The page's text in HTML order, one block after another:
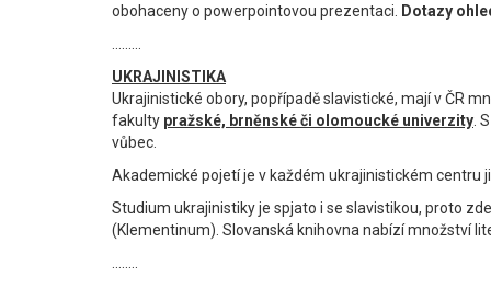
obohaceny o powerpointovou prezentaci.
Dotazy
UKRAJINISTIKA
Ukrajinistické obory, popřípadě slavistické, mají v ČR
fakulty pražské, brněnské či olomoucké univerzity .
vůbec.
Akademické pojetí je v každém ukrajinistickém
Studium ukrajinistiky je spjato i se slavistikou, proto
(Klementinum). Slovanská knihovna nabízí množství